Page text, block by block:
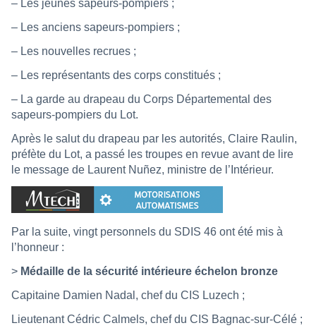
– Les jeunes sapeurs-pompiers ;
– Les anciens sapeurs-pompiers ;
– Les nouvelles recrues ;
– Les représentants des corps constitués ;
– La garde au drapeau du Corps Départemental des
sapeurs-pompiers du Lot.
Après le salut du drapeau par les autorités, Claire Raulin,
préfète du Lot, a passé les troupes en revue avant de lire
le message de Laurent Nuñez, ministre de l’Intérieur.
Par la suite, vingt personnels du SDIS 46 ont été mis à
l’honneur :
> Médaille de la sécurité intérieure échelon bronze
Capitaine Damien Nadal, chef du CIS Luzech ;
Lieutenant Cédric Calmels, chef du CIS Bagnac-sur-Célé ;